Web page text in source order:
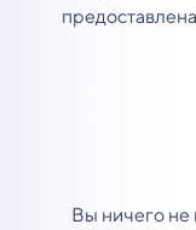
Вы ничего не